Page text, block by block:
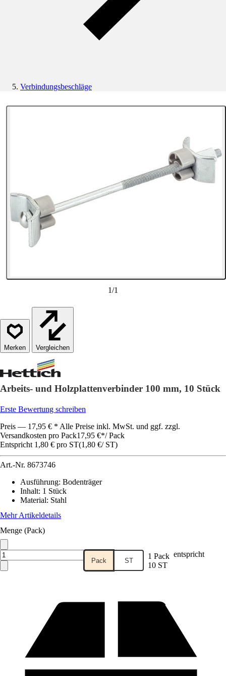
Verbindungsbeschläge
1/1
Vergleichen
Arbeits- und Holzplattenverbinder 100 mm, 10 Stück
Erste Bewertung schreiben
Preis — 17,95 € * Alle Preise inkl. MwSt. und ggf. zzgl.
Versandkosten pro Pack17,95 €*/ Pack
Entspricht 1,80 € pro ST(1,80 €/ ST)
Art.-Nr. 8673746
Ausführung: Bodenträger
Inhalt: 1 Stück
Material: Stahl
Mehr Artikeldetails
Menge (Pack)
Pack ST 1 Pack entspricht
10 ST